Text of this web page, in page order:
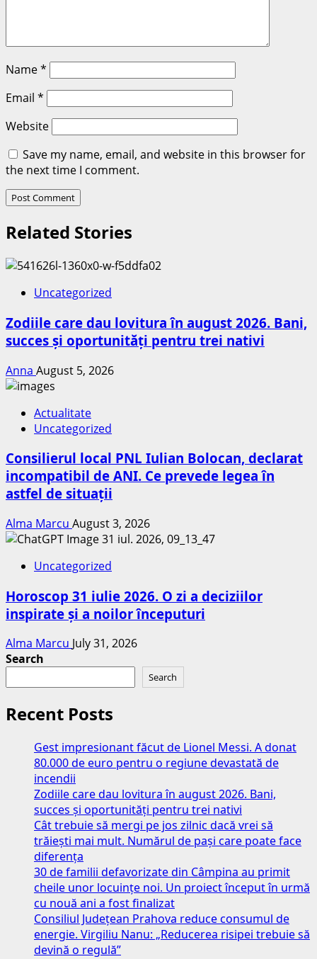
Name*
Email *
Website
Save my name, email, and website in this browser for
the next time I comment.
Related Stories
Uncategorized
Zodiile care dau lovitura în august 2026. Bani,
succes și oportunități pentru trei nativi
Anna August 5, 2026
Actualitate
Uncategorized
Consilierul local PNL Iulian Bolocan, declarat
incompatibil de ANI. Ce prevede legea în
astfel de situații
Alma Marcu August 3, 2026
Uncategorized
Horoscop 31 iulie 2026. O zi a deciziilor
inspirate și a noilor începuturi
Alma Marcu July 31, 2026
Search
Search
Recent Posts
Gest impresionant făcut de Lionel Messi. A donat
80.000 de euro pentru o regiune devastată de
incendii
Zodiile care dau lovitura în august 2026. Bani,
succes și oportunități pentru trei nativi
Cât trebuie să mergi pe jos zilnic dacă vrei să
trăiești mai mult. Numărul de pași care poate face
diferența
30 de familii defavorizate din Câmpina au primit
cheile unor locuințe noi. Un proiect început în urmă
cu nouă ani a fost finalizat
Consiliul Județean Prahova reduce consumul de
energie. Virgiliu Nanu: „Reducerea risipei trebuie să
devină o regulă”